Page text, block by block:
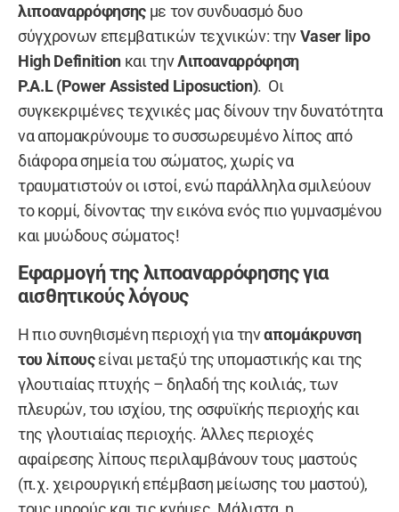
λιποαναρρόφησηςμε τον συνδυασμό δυο
σύγχρονων επεμβατικών τεχνικών: τηνVaser lipo
High Definitionκαι τηνΛιποαναρρόφηση
P.A.L(Power Assisted Liposuction). Οι
συγκεκριμένες τεχνικές μας δίνουν την δυνατότητα
να απομακρύνουμε το συσσωρευμένο λίπος από
διάφορα σημεία του σώματος, χωρίς να
τραυματιστούν οι ιστοί, ενώ παράλληλα σμιλεύουν
το κορμί, δίνοντας την εικόνα ενός πιο γυμνασμένου
και μυώδους σώματος!
Εφαρμογή της λιποαναρρόφησης για
αισθητικούς λόγους
Η πιο συνηθισμένη περιοχή για τηναπομάκρυνση
του λίπουςείναι μεταξύ της υπομαστικής και της
γλουτιαίας πτυχής – δηλαδή της κοιλιάς, των
πλευρών, του ισχίου, της οσφυϊκής περιοχής και
της γλουτιαίας περιοχής. Άλλες περιοχές
αφαίρεσης λίπους περιλαμβάνουν τους μαστούς
(π.χ. χειρουργική επέμβαση μείωσης του μαστού),